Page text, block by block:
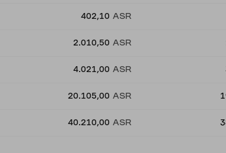
402,10 ASR
2.010,50 ASR
4.021,00 ASR
20.105,00 ASR
40.210,00 ASR